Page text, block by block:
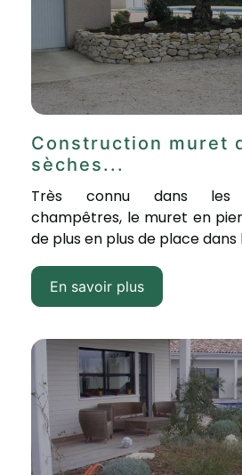
Construction muret
sèches...
Très connu dans les
champêtres, le muret en
de plus en plus de place dans
En savoir plus